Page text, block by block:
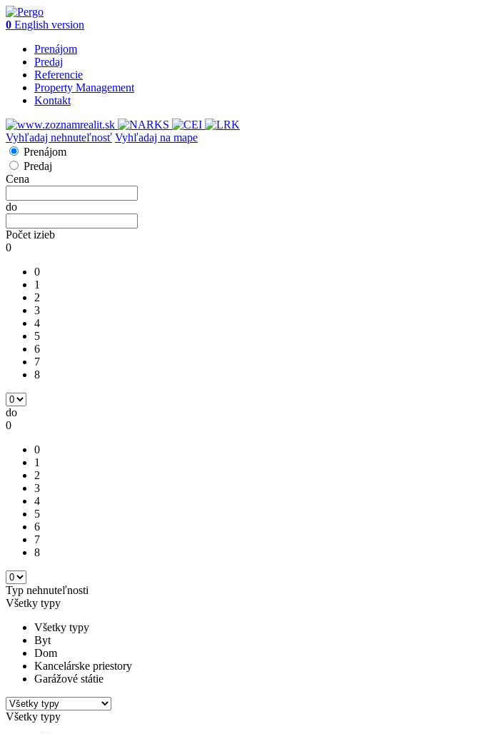
0 English version
Prenájom
Predaj
Referencie
Property Management
Kontakt
Vyhľadaj nehnuteľnosť Vyhľadaj na mape
Prenájom
Predaj
Cena
do
Počet izieb
0
0
1
2
3
4
5
6
7
8
do
0
0
1
2
3
4
5
6
7
8
Typ nehnuteľnosti
Všetky typy
Všetky typy
Byt
Dom
Kancelárske priestory
Garážové státie
Všetky typy